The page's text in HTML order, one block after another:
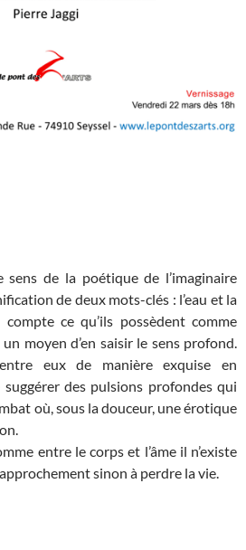
sens de la poétique de l’imaginaire
de deux mots-clés : l’eau et la
ce qu’ils possèdent comme
moyen d’en saisir le sens profond.
eux de manière exquise en
des pulsions profondes qui
où, sous la douceur, une érotique
entre le corps et l’âme il n’existe
sinon à perdre la vie.